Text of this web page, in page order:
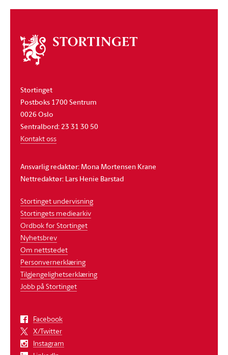
Om
stortinget
Stortinget
Postboks 1700 Sentrum
0026 Oslo
Sentralbord: 23 31 30 50
Kontakt oss
Ansvarlig redaktør: Mona Mortensen Krane
Nettredaktør: Lars Henie Barstad
Stortinget undervisning
Stortingets mediearkiv
Ordbok for Stortinget
Nyhetsbrev
Om nettstedet
Personvernerklæring
Tilgjengelighetserklæring
Jobb på Stortinget
Facebook
X/Twitter
Instagram